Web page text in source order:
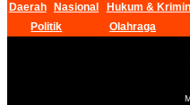
Daerah Nasional Hukum &
Politik
Olahraga